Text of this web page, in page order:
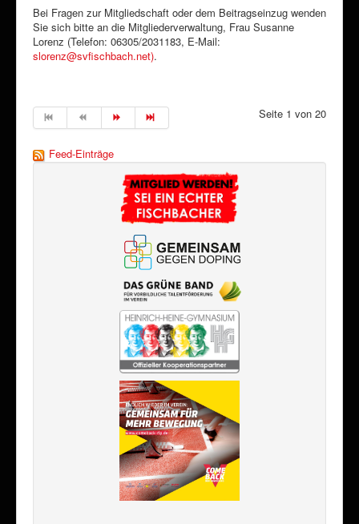
Bei Fragen zur Mitgliedschaft oder dem Beitragseinzug wenden
Sie sich bitte an die Mitgliederverwaltung, Frau Susanne
Lorenz (Telefon: 06305/2031183, E-Mail:
slorenz@svfischbach.net).
Seite 1 von 20
Feed-Einträge